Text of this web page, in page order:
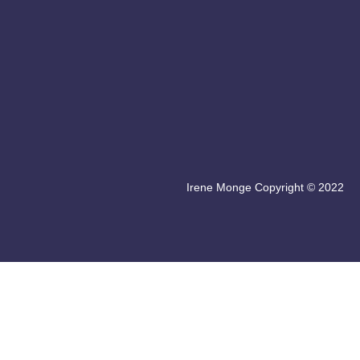
Irene Monge Copyright © 2022